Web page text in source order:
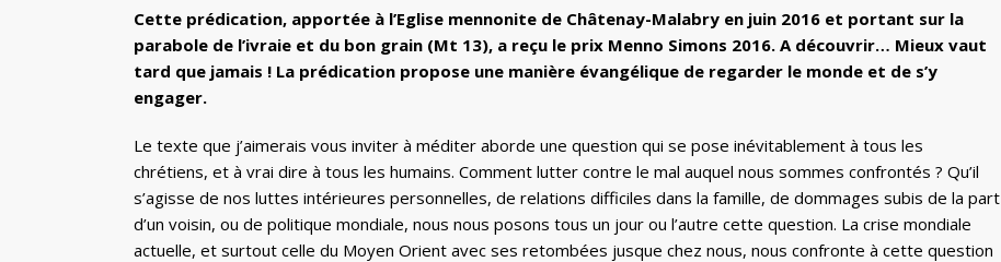
Cette prédication, apportée à l’Eglise mennonite de Châtenay-Malabry en juin 2016 et portant sur la
parabole de l’ivraie et du bon grain (Mt 13), a reçu le prix Menno Simons 2016. A découvrir… Mieux vaut
tard que jamais ! La prédication propose une manière évangélique de regarder le monde et de s’y
engager.
Le texte que j’aimerais vous inviter à méditer aborde une question qui se pose inévitablement à tous les
chrétiens, et à vrai dire à tous les humains. Comment lutter contre le mal auquel nous sommes confrontés ? Qu’il
s’agisse de nos luttes intérieures personnelles, de relations difficiles dans la famille, de dommages subis de la part
d’un voisin, ou de politique mondiale, nous nous posons tous un jour ou l’autre cette question. La crise mondiale
actuelle, et surtout celle du Moyen Orient avec ses retombées jusque chez nous, nous confronte à cette question